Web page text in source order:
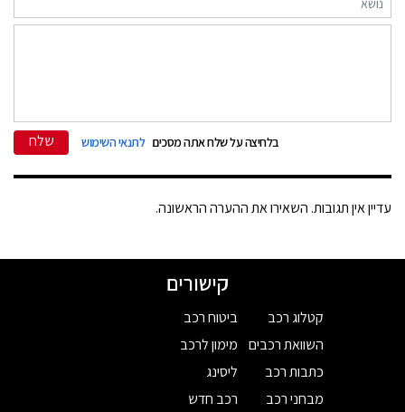
בלחיצה על שלח אתה מסכים לתנאי השימוש שלח
עדיין אין תגובות. השאירו את ההערה הראשונה.
קישורים
קטלוג רכב
השוואת רכבים
כתבות רכב
מבחני רכב
ביטוח רכב
מימון לרכב
ליסינג
רכב חדש